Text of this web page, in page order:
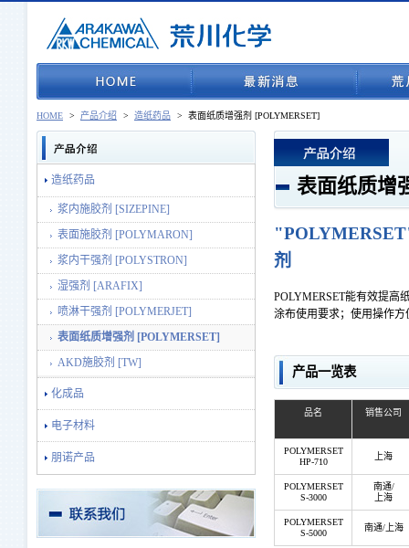
HOME > 产品介绍 > 造纸药品 > 表面纸质增强剂 [POLYMERSET]
表面纸质增
剂
POLYMERSET能有效提高
涂布使用要求；使用操作
产品一览表
品名 销售公司
POLYMERSET
HP-710
上海
POLYMERSET
S-3000
南通/
上海
POLYMERSET
S-5000
南通/上海
造纸药品
浆内施胶剂 [SIZEPINE]
表面施胶剂 [POLYMARON]
浆内干强剂 [POLYSTRON]
湿强剂 [ARAFIX]
喷淋干强剂 [POLYMERJET]
表面纸质增强剂 [POLYMERSET]
AKD施胶剂 [TW]
化成品
电子材料
朋诺产品